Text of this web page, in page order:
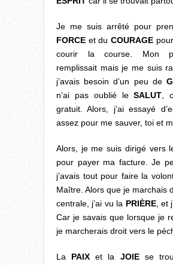
Je me suis arrêté pour
FORCE et duCOURAGE
courir la course. Mon
remplissait mais je me suis
j’avais besoin d’un peu de
n’ai pas oublié leSALUT ,
gratuit. Alors, j’ai essayé
assez pour me sauver, toi et
Alors, je me suis dirigé vers
pour payer ma facture. Je
j’avais tout pour faire la
Maître. Alors que je marchais
centrale, j’ai vu la PRIÈRE, et
Car je savais que lorsque je
je marcherais droit vers le
La PAIX et la JOIEse